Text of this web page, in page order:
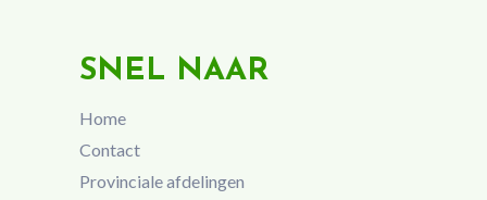
SNEL NAAR
Home
Contact
Provinciale afdelingen